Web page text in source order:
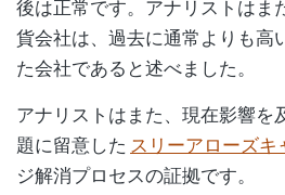
後は正常です。アナリストはま
貨会社は、過去に通常よりも高
た会社であると述べました。
アナリストはまた、現在影響を
題に留意したスリーアローズキ
ジ解消プロセスの証拠です。